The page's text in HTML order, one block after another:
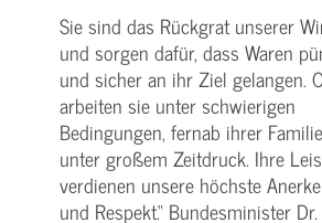
Sie sind das Rückgrat unserer
und sorgen dafür, dass Waren
und sicher an ihr Ziel gelangen.
arbeiten sie unter schwierigen
Bedingungen, fernab ihrer
unter großem Zeitdruck. Ihre
verdienen unsere höchste
und Respekt.“ Bundesminister